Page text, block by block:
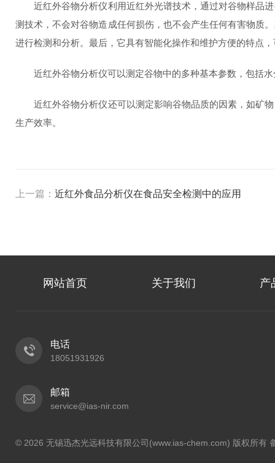
近红外谷物分析仪利用近红外光谱技术，通过对谷物样品进
测技术，不会对谷物造成任何损伤，也不会产生任何有害物质
进行检测和分析。最后，它具有智能化操作和维护方便的特点
近红外谷物分析仪可以测定谷物中的多种基本参数，包括水
近红外谷物分析仪还可以测定影响谷物品质的因素，如矿物
生产效率。
上一篇： 近红外食品分析仪在食品安全检测中的应用
网站首页 关于我们 产
电话
18051931926
邮箱
service@ias-nir.com
© 2026 无锡迅杰光远科技有限公司(www.ias-chem.com) 版权所有